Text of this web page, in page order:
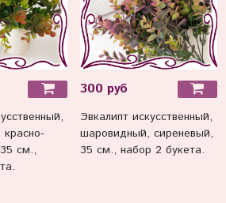
см.,
300 руб
Эвкалипт искусственный,
шаровидный, сиреневый,
35 см., набор 2 букета.